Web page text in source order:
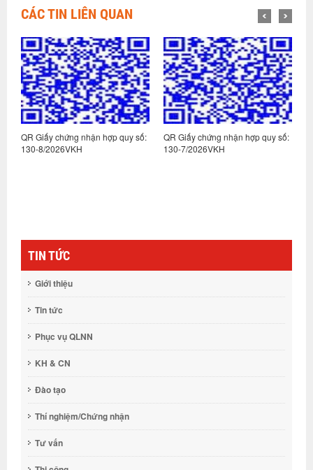
CÁC TIN LIÊN QUAN
QR Giấy chứng nhận hợp quy số:
130-8/2026VKH
QR Giấy chứng nhận hợp quy số:
130-7/2026VKH
TIN TỨC
Giới thiệu
Tin tức
Phục vụ QLNN
KH & CN
Đào tạo
Thí nghiệm/Chứng nhận
Tư vấn